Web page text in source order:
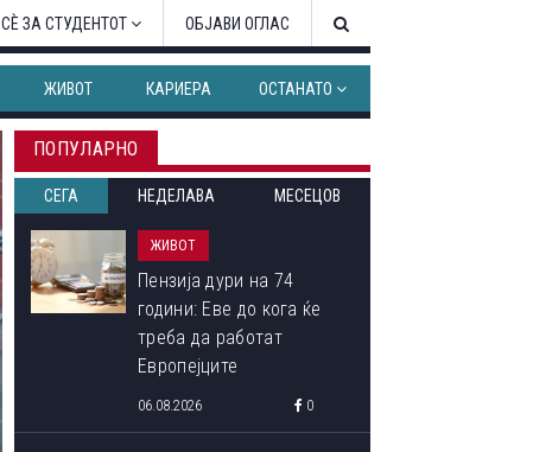
СЀ ЗА СТУДЕНТОТ ОБЈАВИ ОГЛАС
ЖИВОТ КАРИЕРА ОСТАНАТО
ПОПУЛАРНО
СЕГА НЕДЕЛАВА МЕСЕЦОВ
ЖИВОТ
Пензија дури на 74
години: Еве до кога ќе
треба да работат
Европејците
06.08.2026 0